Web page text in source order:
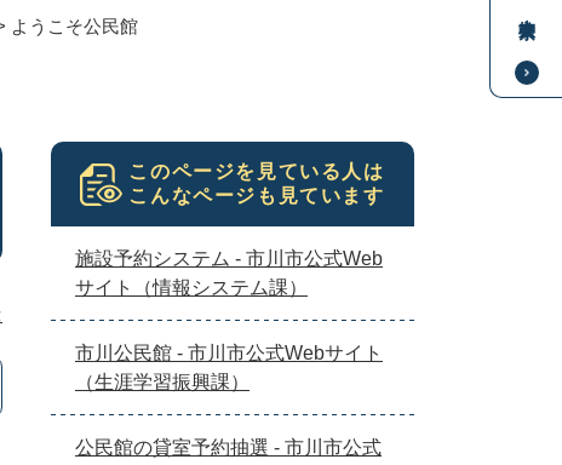
ようこそ公民館
このページを見ている人は
こんなページも見ています
施設予約システム - 市川市公式Web
サイト（情報システム課）
市川公民館 - 市川市公式Webサイト
（生涯学習振興課）
公民館の貸室予約抽選 - 市川市公式